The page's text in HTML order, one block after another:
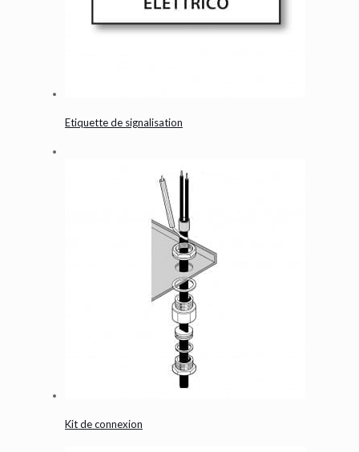
Etiquette de signalisation
Kit de connexion